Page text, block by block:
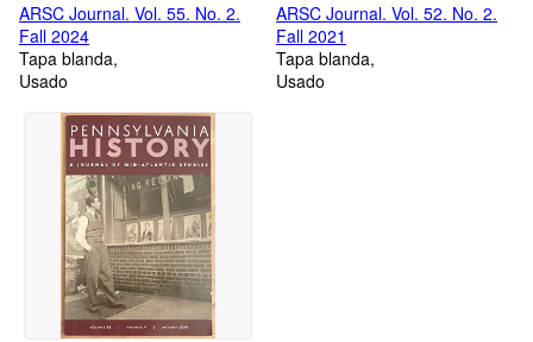
ARSC Journal. Vol. 55. No. 2.
Fall 2024
Tapa blanda
Usado
ARSC Journal. Vol. 52. No. 2.
Fall 2021
Tapa blanda
Usado